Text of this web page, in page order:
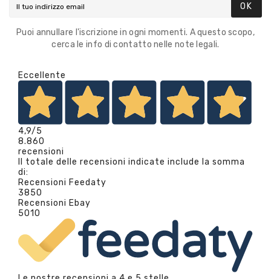
OK
Puoi annullare l'iscrizione in ogni momenti. A questo scopo,
cerca le info di contatto nelle note legali.
Eccellente
4,9/5
8.860
recensioni
Il totale delle recensioni indicate include la somma
di:
Recensioni Feedaty
3850
Recensioni Ebay
5010